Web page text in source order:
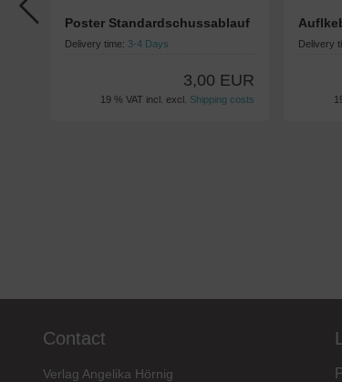
Poster Standardschussablauf
Delivery time: 3-4 Days
3,00 EUR
19 % VAT incl. excl. Shipping costs
Delivery
Contact
Verlag Angelika Hörnig